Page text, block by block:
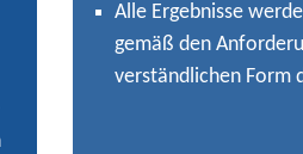
Alle Ergebnisse
gemäß den
verständlichen Form